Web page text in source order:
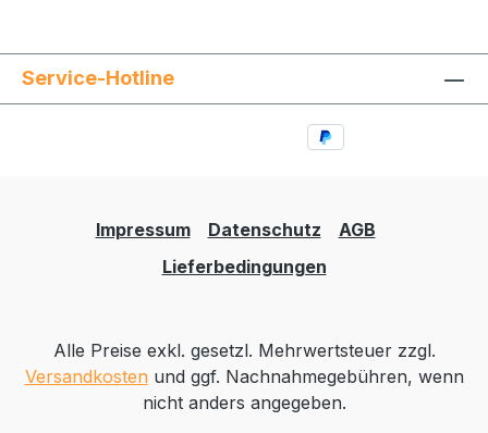
Service-Hotline
Impressum Datenschutz
AGB
Lieferbedingungen
Alle Preise exkl. gesetzl. Mehrwertsteuer zzgl.
Versandkosten und ggf. Nachnahmegebühren, wenn
nicht anders angegeben.